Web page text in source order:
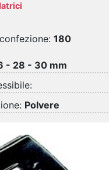
180
- 28 - 30 mm
Polvere